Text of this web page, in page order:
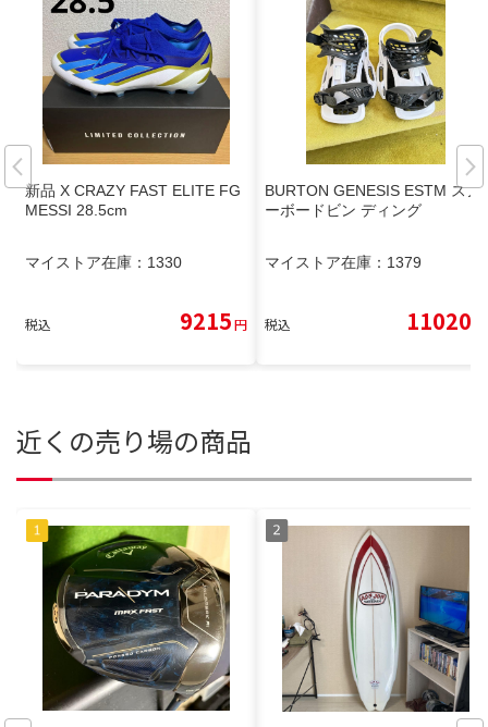
新品 X CRAZY FAST ELITE FG
MESSI 28.5cm
マイストア在庫： 1330
税込 9215円
BURTON GENESIS ESTM スノ
ーボードビン ディング
マイストア在庫： 1379
税込 11020
近くの売り場の商品